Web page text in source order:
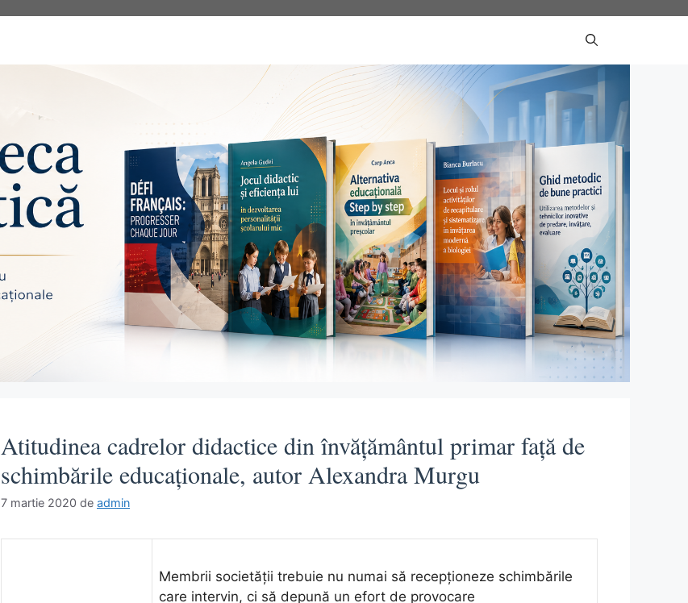
Atitudinea cadrelor didactice din învățământul primar față de
schimbările educaționale, autor Alexandra Murgu
7 martie 2020 de admin
Membrii societăţii trebuie nu numai să recepţioneze schimbările
care intervin, ci să depună un efort de provocare